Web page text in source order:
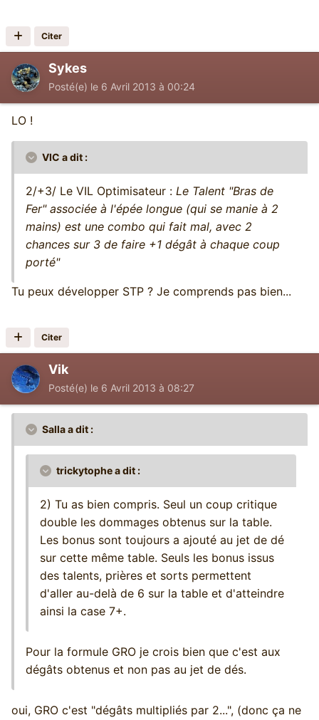
Citer
Sykes
Posté(e) le 6 Avril 2013 à 00:24
LO !
VIC a dit :
2/+3/ Le VIL Optimisateur : Le Talent "Bras de
Fer" associée à l'épée longue (qui se manie à 2
mains) est une combo qui fait mal, avec 2
chances sur 3 de faire +1 dégât à chaque coup
porté"
Tu peux développer STP ? Je comprends pas bien...
Citer
Vik
Posté(e) le 6 Avril 2013 à 08:27
Salla a dit :
trickytophe a dit :
2) Tu as bien compris. Seul un coup critique
double les dommages obtenus sur la table.
Les bonus sont toujours a ajouté au jet de dé
sur cette même table. Seuls les bonus issus
des talents, prières et sorts permettent
d'aller au-delà de 6 sur la table et d'atteindre
ainsi la case 7+.
Pour la formule GRO je crois bien que c'est aux
dégâts obtenus et non pas au jet de dés.
oui, GRO c'est "dégâts multipliés par 2...", (donc ça ne